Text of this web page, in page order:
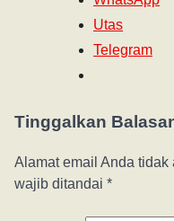
Utas
Telegram
Tinggalkan
Alamat email Anda
wajib ditandai *